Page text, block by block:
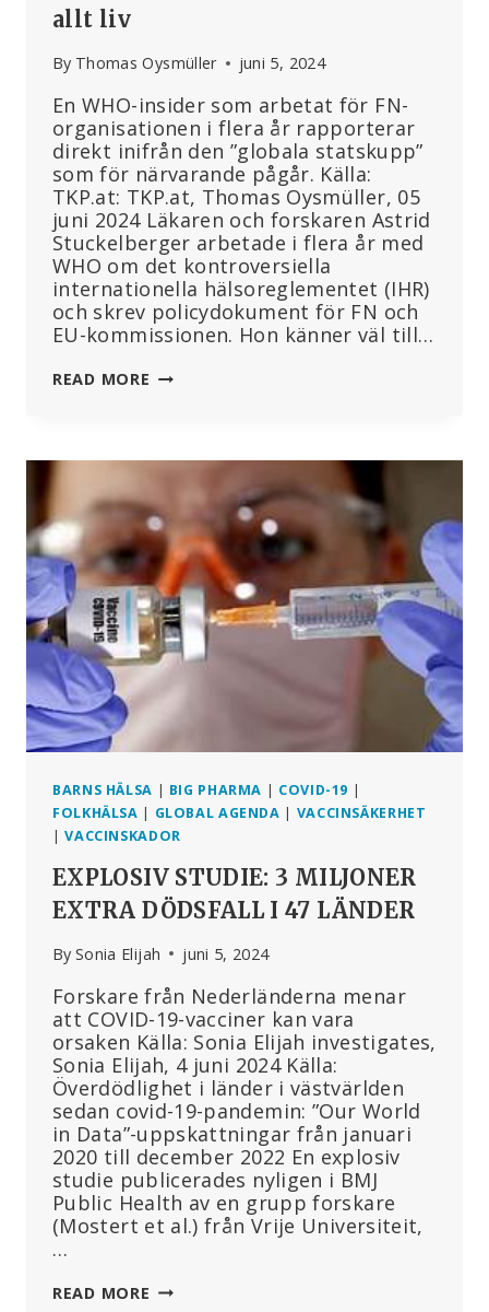
allt liv
By Thomas Oysmüller juni 5, 2024
En WHO-insider som arbetat för FN-
organisationen i flera år rapporterar
direkt inifrån den ”globala statskupp”
som för närvarande pågår. Källa:
TKP.at: TKP.at, Thomas Oysmüller, 05
juni 2024 Läkaren och forskaren Astrid
Stuckelberger arbetade i flera år med
WHO om det kontroversiella
internationella hälsoreglementet (IHR)
och skrev policydokument för FN och
EU-kommissionen. Hon känner väl till…
READ MORE WHO-
ALLT
LIV
BARNS HÄLSA | BIG PHARMA | COVID-19 |
FOLKHÄLSA | GLOBAL AGENDA | VACCINSÄKERHET
|VACCINSKADOR
EXPLOSIV STUDIE: 3 MILJONER
EXTRA DÖDSFALL I 47 LÄNDER
By Sonia Elijah juni 5, 2024
Forskare från Nederländerna menar
att COVID-19-vacciner kan vara
orsaken Källa: Sonia Elijah investigates,
Sonia Elijah, 4 juni 2024 Källa:
Överdödlighet i länder i västvärlden
sedan covid-19-pandemin: ”Our World
in Data”-uppskattningar från januari
2020 till december 2022 En explosiv
studie publicerades nyligen i BMJ
Public Health av en grupp forskare
(Mostert et al.) från Vrije Universiteit,
…
READ MORE EXPLOSIV